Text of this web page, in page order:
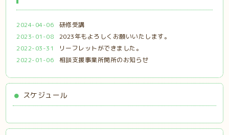
2024-04-06
研修受講
2023-01-08
2023年もよろしくお願いいたします。
2022-03-31
リーフレットができました。
2022-01-06
相談支援事業所開所のお知らせ
スケジュール